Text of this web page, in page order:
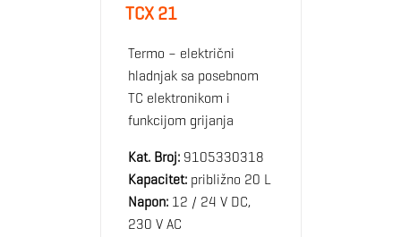
TCX 21
Termo – električni
hladnjak sa posebnom
TC elektronikom i
funkcijom grijanja
Kat. Broj:9105330318
Kapacitet:približno 20 L
Napon:12 / 24 V DC,
230 V AC